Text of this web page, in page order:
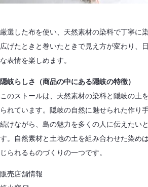
厳選した布を使い、天然素材の染料で丁寧に
広げたときと巻いたときで見え方が変わり、
な表情を楽しめます。
隠岐らしさ（商品の中にある隠岐の特徴）
このストールは、天然素材の染料と隠岐の土
られています。隠岐の自然に魅せられた作り
続けながら、島の魅力を多くの人に伝えたい
す。自然素材と土地の土を組み合わせた染め
じられるものづくりの一つです。
販売店舗情報